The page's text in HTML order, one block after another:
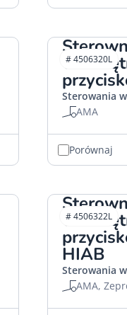
Sterowania
AMA
# 4506320L
Porównaj
HIAB
Sterowania
AMA,
# 4506322L